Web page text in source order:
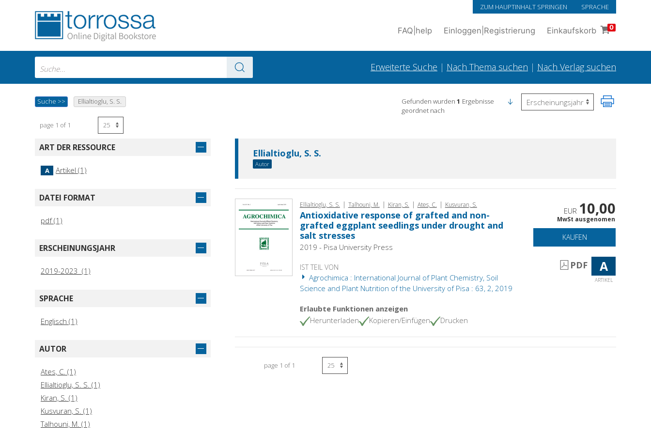
ZUM HAUPTINHALT SPRINGEN SPRACHE
FAQ help Einloggen Registrierung Einkaufskorb 0
Erweiterte Suche | Nach Thema suchen | Nach Verlag suchen
Suche >> Ellialtio­glu, S. S. Gefunden wurden 1 Ergebnisse
geordnet nach
page 1 of 1
ART DER RESSOURCE
A Artikel (1)
DATEI FORMAT
pdf (1)
ERSCHEINUNGSJAHR
2019-2023 (1)
SPRACHE
Englisch (1)
AUTOR
Ates, C. (1)
Ellialtio­glu, S. S. (1)
Kiran, S. (1)
Kusvuran, S. (1)
Talhouni, M. (1)
Ellialtio­glu, S. S.
Autor
Ellialtio­glu, S. S. | Talhouni, M. | Kiran, S. | Ates, C. | Kusvuran, S.
Antioxidative response of grafted and non-
grafted eggplant seedlings under drought and
salt stresses
2019 - Pisa University Press
IST TEIL VON
Agrochimica : International Journal of Plant Chemistry, Soil
Science and Plant Nutrition of the University of Pisa : 63, 2, 2019
Erlaubte Funktionen anzeigen
Herunterladen
Kopieren/Einfügen Drucken
EUR 10,00
MwSt ausgenomen
KAUFEN
PDF A
ARTIKEL
page 1 of 1